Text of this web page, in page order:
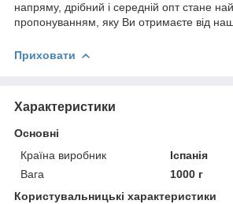
напряму, дрібний і середній опт стане
пропонуванням, яку Ви отримаєте від
Приховати
Характеристики
Основні
Країна виробник
Іспанія
Вага
1000 г
Користувальницькі характеристики